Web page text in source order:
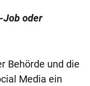
Job oder
Behörde und die
Media ein